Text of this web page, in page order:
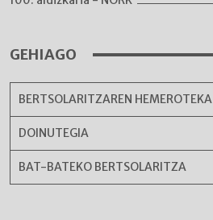
GEHIAGO
BERTSOLARITZAREN HEMEROTEKA
DOINUTEGIA
BAT-BATEKO BERTSOLARITZA